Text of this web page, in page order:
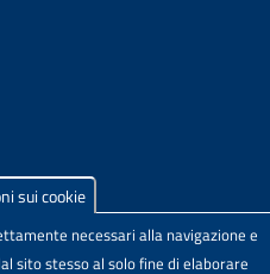
sui cookie
necessari alla navigazione e
sito stesso al solo fine di elaborare
Porte Aperte sul Web,
dei siti scolastici,